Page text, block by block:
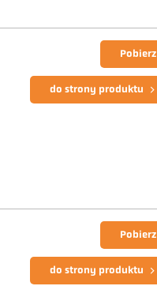
Pobierz
do strony produktu
Pobierz
do strony produktu